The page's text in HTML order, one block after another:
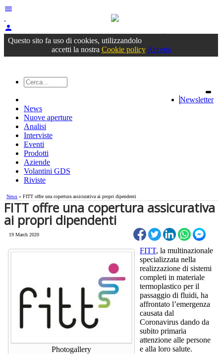
menu
person
Accedioppure registrati
Questo sito fa uso di cookies, utilizzandolo
accetti la nostra Cookie policy Accetta
Newsletter
News
Nuove aperture
Analisi
Interviste
Eventi
Prodotti
Aziende
Volantini GDS
Riviste
News » FITT offre una copertura assicurativa ai propri dipendenti
FITT offre una copertura assicurativa
ai propri dipendenti
19 March 2020
Photogallery
FITT, la multinazionale
specializzata nella
realizzazione di sistemi
completi in materiale
termoplastico per il
passaggio di fluidi, ha
affrontato l’emergenza
causata dal
Coronavirus dando da
subito primaria
attenzione alle persone
e alla loro salute.